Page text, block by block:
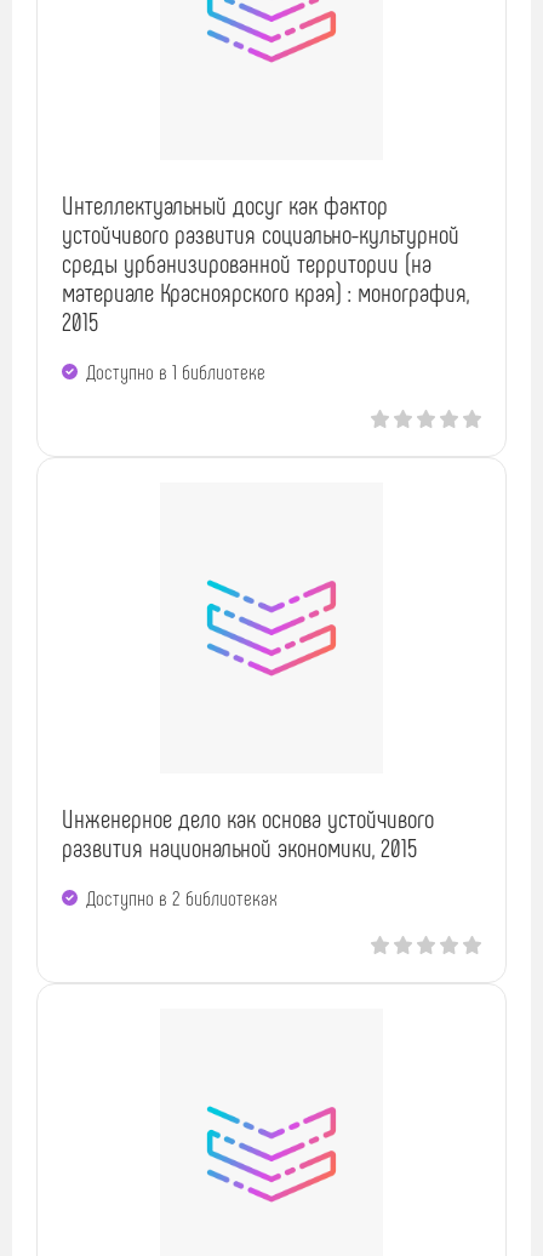
Интеллектуальный досуг как фактор
устойчивого развития социально-культурной
среды урбанизированной территории (на
материале Красноярского края) : монография,
2015
Доступно в 1 библиотекe
Инженерное дело как основа устойчивого
развития национальной экономики, 2015
Доступно в 2 библиотеках